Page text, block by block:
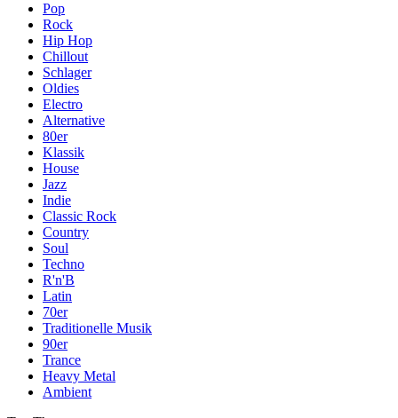
Pop
Rock
Hip Hop
Chillout
Schlager
Oldies
Electro
Alternative
80er
Klassik
House
Jazz
Indie
Classic Rock
Country
Soul
Techno
R'n'B
Latin
70er
Traditionelle Musik
90er
Trance
Heavy Metal
Ambient